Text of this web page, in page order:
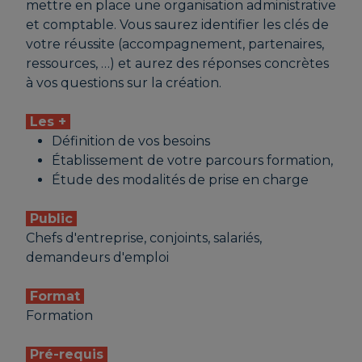
Agence de La Valette-du-Var - 107
AVENUE DES FRERES LUMIERE - le
23/11/2026; Inscription avant le 23/11/2026
CMA PACA / Bouches-du-Rhône (13) - 2
Inscription avant le 10/12/2026
Agence de Saint-Laurent-du-Var - 142
AVENUE DE VERDUN - le 10/12/2026;
mettre en place une organisation administrative
et comptable. Vous saurez identifier les clés de
votre réussite (accompagnement, partenaires,
ressources, …) et aurez des réponses concrètes
à vos questions sur la création.
Les +
Définition de vos besoins
Établissement de votre parcours formation,
Étude des modalités de prise en charge
Public
Chefs d'entreprise, conjoints, salariés,
demandeurs d'emploi
Format
Formation
Pré-requis